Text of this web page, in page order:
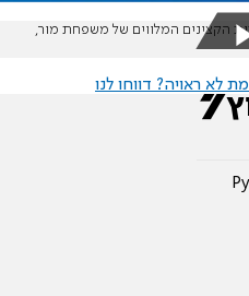
הקצינים המלווים של משפחת מור,
לא ראויה? דווחו לנו